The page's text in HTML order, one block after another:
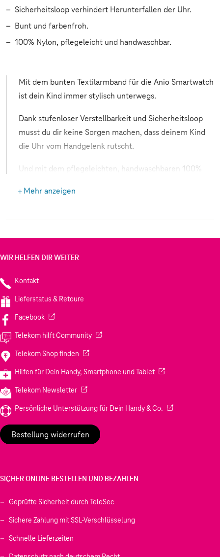
Sicherheitsloop verhindert Herunterfallen der Uhr.
Bunt und farbenfroh.
100% Nylon, pflegeleicht und handwaschbar.
Mit dem bunten Textilarmband für die Anio Smartwatch
ist dein Kind immer stylisch unterwegs.
Dank stufenloser Verstellbarkeit und Sicherheitsloop
musst du dir keine Sorgen machen, dass deinem Kind
die Uhr vom Handgelenk rutscht.
Und mit dem pflegeleichten, handwaschbaren 100%
- ganz ohne Aufwand.
Mehr anzeigen
WIR HELFEN DIR WEITER
Kontakt
Lieferstatus & Retoure
Facebook(Wird in einem neuen Tab geöffnet)
Telekom hilft Community(Wird in einem neuen Tab geöffnet)
Telekom Shop finden (Wird in einem neuen Tab geöffnet)
Hilfen für Dein Handy, Smartphone und Tablet(Wird in einem
Telekom Newsletter(Wird in einem neuen Tab geöffnet)
Persönliche Unterstützung für Dein Handy & Co. (Wird in einem
Bestellung widerrufen
SICHER ONLINE BESTELLEN UND BEZAHLEN
Geprüfte Sicherheit durch TeleSec
Sichere Zahlung mit SSL-Verschlüsselung
Schnelle Lieferzeiten